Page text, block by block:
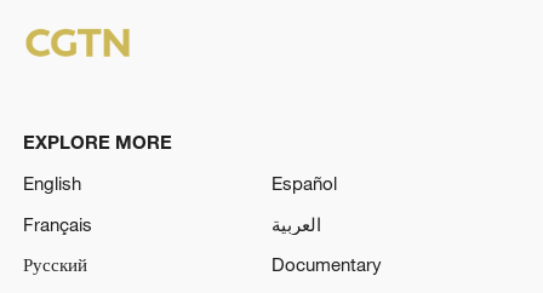
EXPLORE MORE
English
Español
Français
العربية
Русский
Documentary